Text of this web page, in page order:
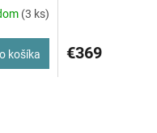
(3 ks)
košíka €369